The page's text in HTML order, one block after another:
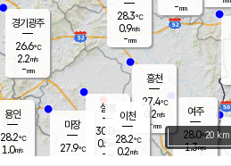
용인
28.2℃
1.0m/s
여주
28.0℃
1.3m/s
경기광주
26.6℃
2.2m/s
-mm
흥천
27.4℃
0.2m/s
-mm
마장
27.9℃
설봉
30.0
0.5 m/s
- mm
-mm
이천
28.2℃
0.2m/s
28.3℃
0.9m/s
-mm
20 km